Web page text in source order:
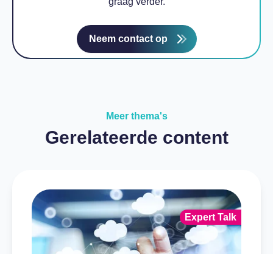
Neem contact op
Meer thema's
Gerelateerde content
Expert Talk